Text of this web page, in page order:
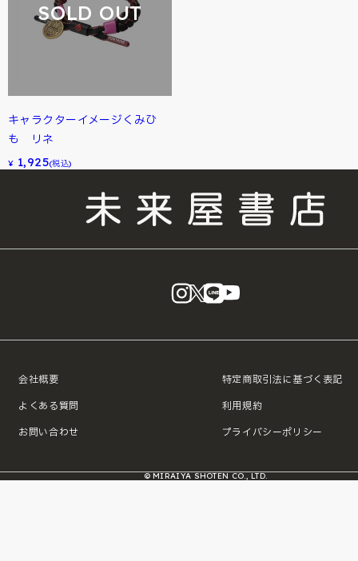
SOLD OUT
キャラクターイメージくみひ
も リネ
¥ 1,925(税込)
instagram
X LINE
会社概要
よくある質問
お問い合わせ
特定商取引法に基づく表記
利用規約
プライバシーポリシー
© MIRAIYA SHOTEN CO., LTD.